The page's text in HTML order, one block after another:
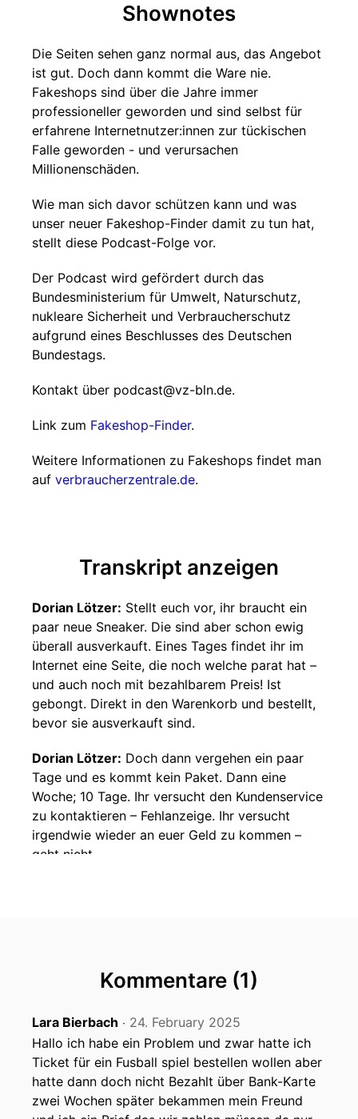
Shownotes
Die Seiten sehen ganz normal aus, das Angebot
ist gut. Doch dann kommt die Ware nie.
Fakeshops sind über die Jahre immer
professioneller geworden und sind selbst für
erfahrene Internetnutzer:innen zur tückischen
Falle geworden - und verursachen
Millionenschäden.
Wie man sich davor schützen kann und was
unser neuer Fakeshop-Finder damit zu tun hat,
stellt diese Podcast-Folge vor.
Der Podcast wird gefördert durch das
Bundesministerium für Umwelt, Naturschutz,
nukleare Sicherheit und Verbraucherschutz
aufgrund eines Beschlusses des Deutschen
Bundestags.
Kontakt über podcast@vz-bln.de.
Link zum Fakeshop-Finder.
Weitere Informationen zu Fakeshops findet man
auf verbraucherzentrale.de.
Transkript anzeigen
Dorian Lötzer: Stellt euch vor, ihr braucht ein
paar neue Sneaker. Die sind aber schon ewig
überall ausverkauft. Eines Tages findet ihr im
Internet eine Seite, die noch welche parat hat –
und auch noch mit bezahlbarem Preis! Ist
gebongt. Direkt in den Warenkorb und bestellt,
bevor sie ausverkauft sind.
Dorian Lötzer: Doch dann vergehen ein paar
Tage und es kommt kein Paket. Dann eine
Woche; 10 Tage. Ihr versucht den Kundenservice
zu kontaktieren – Fehlanzeige. Ihr versucht
irgendwie wieder an euer Geld zu kommen –
geht nicht.
Dorian Lötzer. Willkommen bei Genau
Es stellt sich raus:Dieses Phänomen, das ich
eben beschrieben habe, passiert gar nicht so
selten. Dafür gibt es sogar einen eigenen Namen
– nämlich „Fakeshop“. Und für diese Folge habe
ich mir vorgenommen, herauszufinden, wie
Kommentare (1)
Lara Bierbach ‧ 24. February 2025
Hallo ich habe ein Problem und zwar hatte ich
Ticket für ein Fusball spiel bestellen wollen aber
hatte dann doch nicht Bezahlt über Bank-Karte
zwei Wochen später bekammen mein Freund